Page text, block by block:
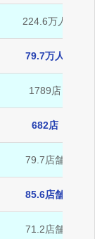
224.6万人
79.7万人
1789店
682店
79.7店舗
85.6店舗
71.2店舗